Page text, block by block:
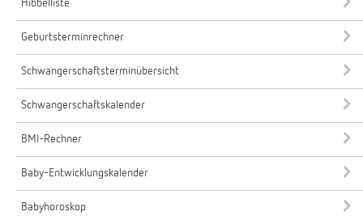
Hibbelliste
Geburtsterminrechner
Schwangerschaftsterminübersicht
Schwangerschaftskalender
BMI-Rechner
Baby-Entwicklungskalender
Babyhoroskop